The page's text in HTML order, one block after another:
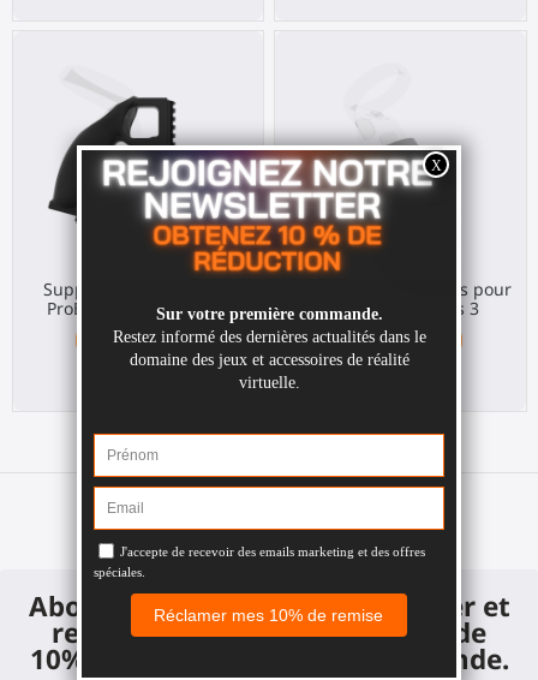
Support arrière pistolet
ProBolter pour Focus 3
Focus 3 / XR Elite
Supports de manettes pour
accessoires Focus 3
Focus 3 / XR Elite
Abonnez-vous à notre newsletter et
recevez un code de réduction de
10% sur votre première commande.